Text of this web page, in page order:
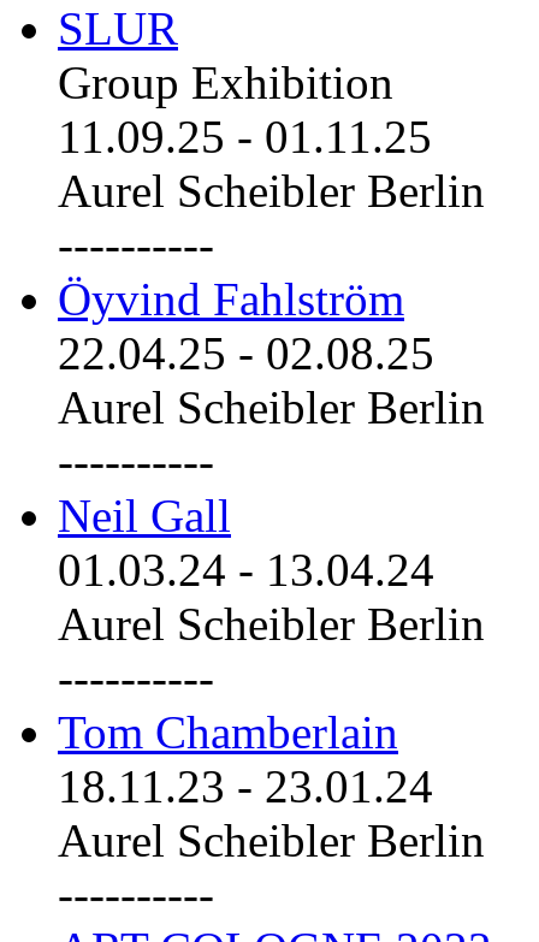
SLUR
Group Exhibition
11.09.25 - 01.11.25
Aurel Scheibler Berlin
----------
Öyvind Fahlström
22.04.25 - 02.08.25
Aurel Scheibler Berlin
----------
Neil Gall
01.03.24 - 13.04.24
Aurel Scheibler Berlin
----------
Tom Chamberlain
18.11.23 - 23.01.24
Aurel Scheibler Berlin
----------